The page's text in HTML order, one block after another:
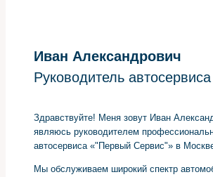
Иван Александрович
Руководитель автосервиса
Здравствуйте! Меня зовут Иван
являюсь руководителем
автосервиса «"Первый Сервис"» в
Мы обслуживаем широкий спектр